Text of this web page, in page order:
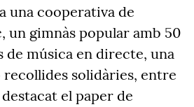
una cooperativa de
un gimnàs popular amb 50
de música en directe, una
solidàries, entre
el paper de